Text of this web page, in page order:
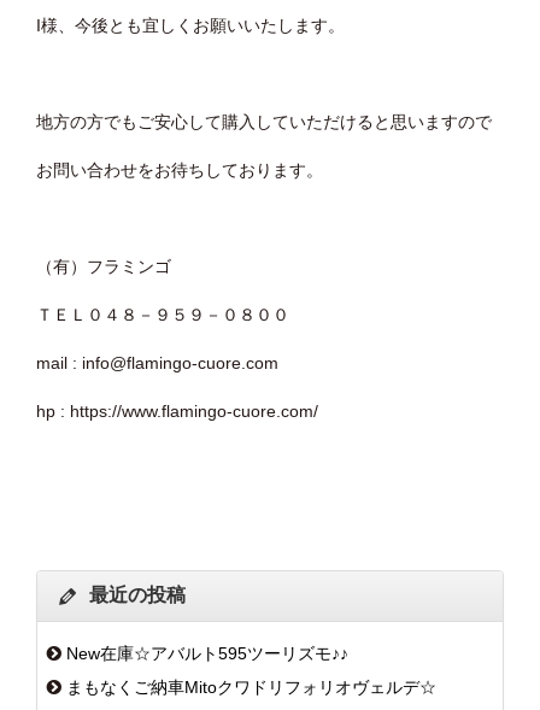
I様、今後とも宜しくお願いいたします。
地方の方でもご安心して購入していただけると思いますので
お問い合わせをお待ちしております。
（有）フラミンゴ
ＴＥＬ０４８－９５９－０８００
mail : info@flamingo-cuore.com
hp : https://www.flamingo-cuore.com/
最近の投稿
New在庫☆アバルト595ツーリズモ♪♪
まもなくご納車Mitoクワドリフォリオヴェルデ☆